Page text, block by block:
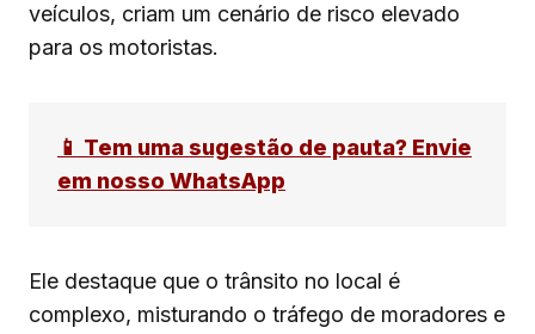
veículos, criam um cenário de risco elevado
para os motoristas.
📱 Tem uma sugestão de pauta? Envie
em nosso WhatsApp
Ele destaque que o trânsito no local é
complexo, misturando o tráfego de moradores e